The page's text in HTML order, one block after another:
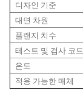
디자인 기준
대면 차원
플랜지 치수
테스트 및 검사 코드
온도
적용 가능한 매체